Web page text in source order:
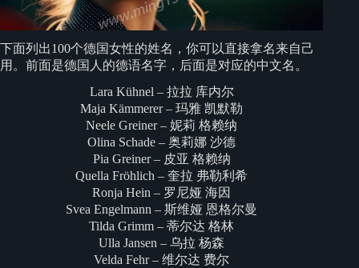
下面列出100个德国女性的姓名，你可以直接拿名来自己
用。前面是德国人的德语名字，后面是对应的中文名。
Lara Kühnel – 拉拉 库内尔
Maja Kämmerer – 玛雅 凯默勒
Neele Greiner – 妮莉 格赖纳
Olina Schade – 奥莉娜 沙德
Pia Greiner – 皮亚 格赖纳
Quella Fröhlich – 奎拉 弗勒利希
Ronja Hein – 罗尼娅 海因
Svea Engelmann – 斯维娅 恩格尔曼
Tilda Grimm – 蒂尔达 格林
Ulla Jansen – 乌拉 杨森
Velda Fehr – 维尔达 费尔